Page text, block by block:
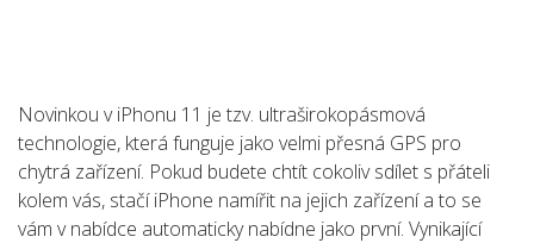
Novinkou v iPhonu 11 je tzv. ultraširokopásmová
technologie, která funguje jako velmi přesná GPS pro
chytrá zařízení. Pokud budete chtít cokoliv sdílet s přáteli
kolem vás, stačí iPhone namířit na jejich zařízení a to se
vám v nabídce automaticky nabídne jako první. Vynikající